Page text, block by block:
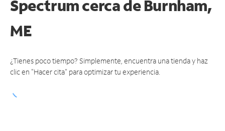
Spectrum cerca deBurnham,
ME
¿Tienes poco tiempo? Simplemente, encuentra una tienda y haz
clic en "Hacer cita" para optimizar tu experiencia.